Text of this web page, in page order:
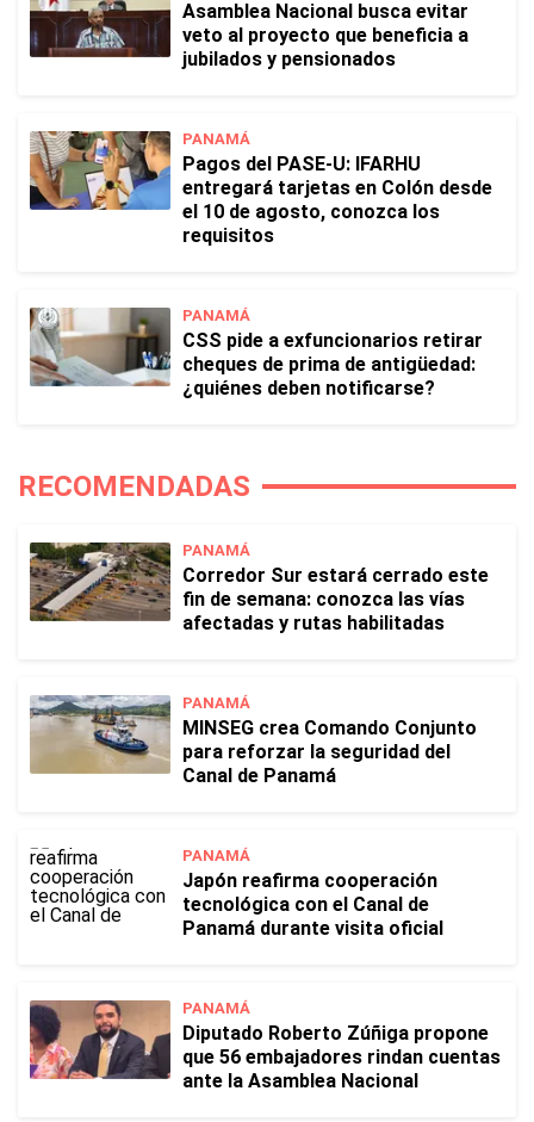
Asamblea Nacional busca evitar
veto al proyecto que beneficia a
jubilados y pensionados
PANAMÁ
Pagos del PASE-U: IFARHU
entregará tarjetas en Colón desde
el 10 de agosto, conozca los
requisitos
PANAMÁ
CSS pide a exfuncionarios retirar
cheques de prima de antigüedad:
¿quiénes deben notificarse?
RECOMENDADAS
PANAMÁ
Corredor Sur estará cerrado este
fin de semana: conozca las vías
afectadas y rutas habilitadas
PANAMÁ
MINSEG crea Comando Conjunto
para reforzar la seguridad del
Canal de Panamá
PANAMÁ
Japón reafirma cooperación
tecnológica con el Canal de
Panamá durante visita oficial
PANAMÁ
Diputado Roberto Zúñiga propone
que 56 embajadores rindan cuentas
ante la Asamblea Nacional